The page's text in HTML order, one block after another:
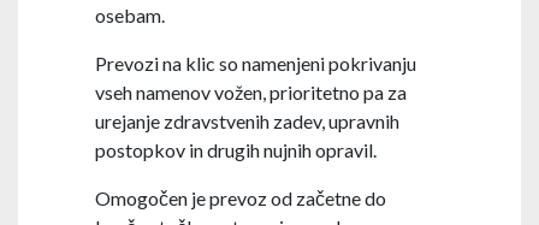
osebam.
Prevozi na klic so namenjeni pokrivanju
vseh namenov vožen, prioritetno pa za
urejanje zdravstvenih zadev, upravnih
postopkov in drugih nujnih opravil.
Omogočen je prevoz od začetne do